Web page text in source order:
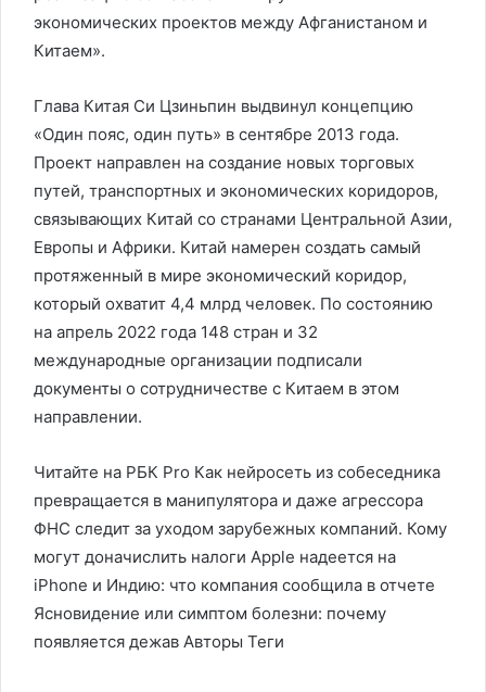
экономических проектов между Афганистаном и
Китаем».
Глава Китая Си Цзиньпин выдвинул концепцию
«Один пояс, один путь» в сентябре 2013 года.
Проект направлен на создание новых торговых
путей, транспортных и экономических коридоров,
связывающих Китай со странами Центральной Азии,
Европы и Африки. Китай намерен создать самый
протяженный в мире экономический коридор,
который охватит 4,4 млрд человек. По состоянию
на апрель 2022 года 148 стран и 32
международные организации подписали
документы о сотрудничестве с Китаем в этом
направлении.
Читайте на РБК Pro Как нейросеть из собеседника
превращается в манипулятора и даже агрессора
ФНС следит за уходом зарубежных компаний. Кому
могут доначислить налоги Apple надеется на
iPhone и Индию: что компания cообщила в отчете
Ясновидение или симптом болезни: почему
появляется дежав Авторы Теги